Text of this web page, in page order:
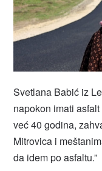
Svetlana Babić iz
napokon imati
već 40 godina,
Mitrovica i
da idem po asfaltu.”